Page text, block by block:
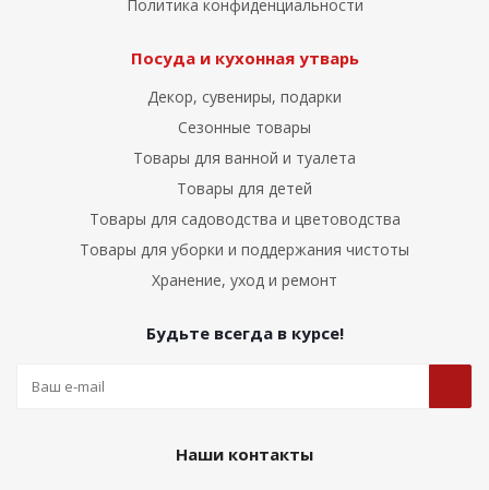
Политика конфиденциальности
Посуда и кухонная утварь
Декор, сувениры, подарки
Сезонные товары
Товары для ванной и туалета
Товары для детей
Товары для садоводства и цветоводства
Товары для уборки и поддержания чистоты
Хранение, уход и ремонт
Будьте всегда в курсе!
Наши контакты